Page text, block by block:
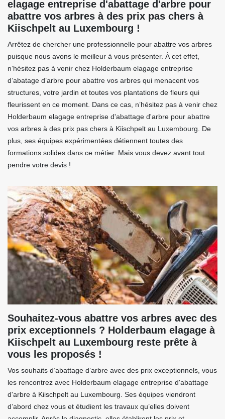
elagage entreprise d'abattage d'arbre pour
abattre vos arbres à des prix pas chers à
Kiischpelt au Luxembourg !
Arrêtez de chercher une professionnelle pour abattre vos arbres
puisque nous avons le meilleur à vous présenter. À cet effet,
n’hésitez pas à venir chez Holderbaum elagage entreprise
d’abatage d’arbre pour abattre vos arbres qui menacent vos
structures, votre jardin et toutes vos plantations de fleurs qui
fleurissent en ce moment. Dans ce cas, n’hésitez pas à venir chez
Holderbaum elagage entreprise d'abattage d'arbre pour abattre
vos arbres à des prix pas chers à Kiischpelt au Luxembourg. De
plus, ses équipes expérimentées détiennent toutes des
formations solides dans ce métier. Mais vous devez avant tout
pendre votre devis !
Souhaitez-vous abattre vos arbres avec des
prix exceptionnels ? Holderbaum elagage à
Kiischpelt au Luxembourg reste prête à
vous les proposés !
Vos souhaits d’abattage d’arbre avec des prix exceptionnels, vous
les rencontrez avec Holderbaum elagage entreprise d'abattage
d'arbre à Kiischpelt au Luxembourg. Ses équipes viendront
d’abord chez vous et étudient les travaux qu’elles doivent